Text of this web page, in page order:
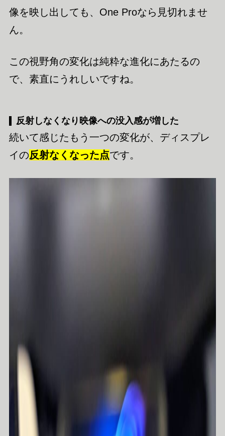
像を映し出しても、One Proなら見切れませ
ん。
この視野角の変化は純粋な進化にあたるの
で、素直にうれしいですね。
反射しなくなり映像への没入感が増した
続いて感じたもう一つの変化が、ディスプレ
イの反射なくなった点です。